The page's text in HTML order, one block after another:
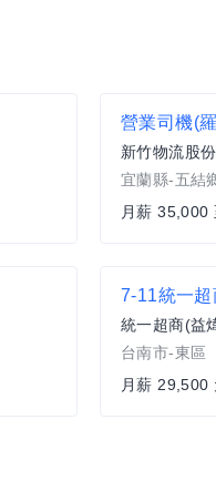
營業司機(
新竹物流股
宜蘭縣-五結
月薪 35,000
7-11統一
統一超商(益
台南市-東區
月薪 29,500